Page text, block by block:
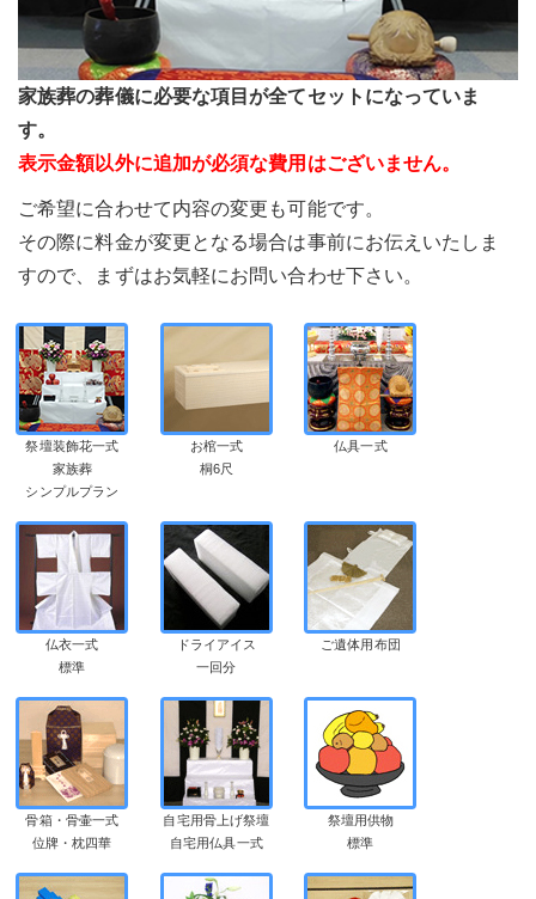
家族葬の葬儀に必要な項目が全てセットになっていま
す。
表示金額以外に追加が必須な費用はございません。
ご希望に合わせて内容の変更も可能です。
その際に料金が変更となる場合は事前にお伝えいたしま
すので、まずはお気軽にお問い合わせ下さい。
祭壇装飾花一式
家族葬
シンプルプラン
お棺一式
桐6尺
仏具一式
仏衣一式
標準
ドライアイス
一回分
ご遺体用布団
骨箱・骨壷一式
位牌・枕四華
自宅用骨上げ祭壇
自宅用仏具一式
祭壇用供物
標準